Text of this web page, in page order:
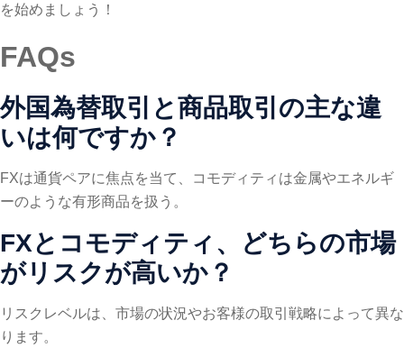
を始めましょう！
FAQs
外国為替取引と商品取引の主な違
いは何ですか？
FXは通貨ペアに焦点を当て、コモディティは金属やエネルギ
ーのような有形商品を扱う。
FXとコモディティ、どちらの市場
がリスクが高いか？
リスクレベルは、市場の状況やお客様の取引戦略によって異な
ります。